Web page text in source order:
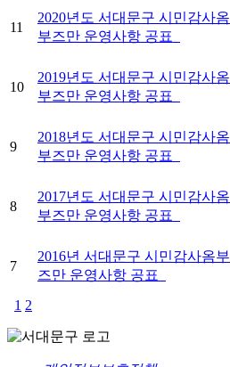
11
2020년도 서대문구 시민감사옴
부즈만 운영사항 공표
10
2019년도 서대문구 시민감사옴
부즈만 운영사항 공표
9
2018년도 서대문구 시민감사옴
부즈만 운영사항 공표
8
2017년도 서대문구 시민감사옴
부즈만 운영사항 공표
7
2016년 서대문구 시민감사옴부
즈만 운영사항 공표
1 2